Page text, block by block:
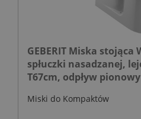
GEBERIT Miska stojąca
spłuczki nasadzanej,
T67cm, odpływ pionowy
Miski do Kompaktów